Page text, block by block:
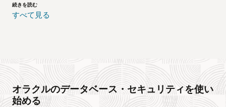
続きを読む
すべて見る
オラクルのデータベース・セキュリティを使い
始める